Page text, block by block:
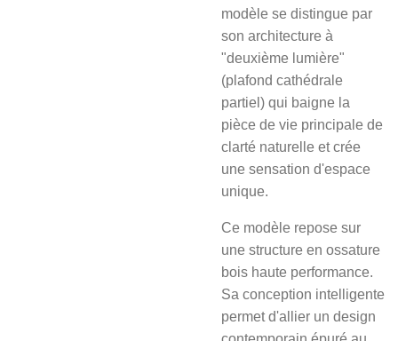
modèle se distingue par
son architecture à
"deuxième lumière"
(plafond cathédrale
partiel) qui baigne la
pièce de vie principale de
clarté naturelle et crée
une sensation d'espace
unique.
Ce modèle repose sur
une structure en ossature
bois haute performance.
Sa conception intelligente
permet d'allier un design